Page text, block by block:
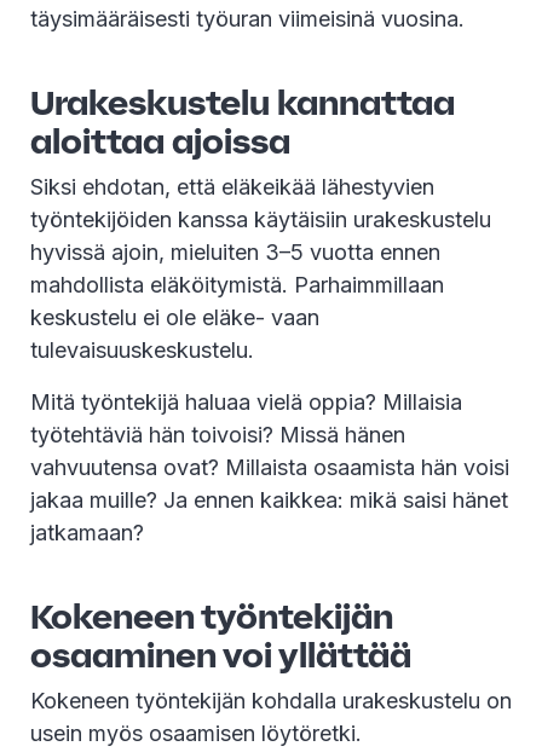
täysimääräisesti työuran viimeisinä vuosina.
Urakeskustelu kannattaa
aloittaa ajoissa
Siksi ehdotan, että eläkeikää lähestyvien
työntekijöiden kanssa käytäisiin urakeskustelu
hyvissä ajoin, mieluiten 3–5 vuotta ennen
mahdollista eläköitymistä. Parhaimmillaan
keskustelu ei ole eläke- vaan
tulevaisuuskeskustelu.
Mitä työntekijä haluaa vielä oppia? Millaisia
työtehtäviä hän toivoisi? Missä hänen
vahvuutensa ovat? Millaista osaamista hän voisi
jakaa muille? Ja ennen kaikkea: mikä saisi hänet
jatkamaan?
Kokeneen työntekijän
osaaminen voi yllättää
Kokeneen työntekijän kohdalla urakeskustelu on
usein myös osaamisen löytöretki.